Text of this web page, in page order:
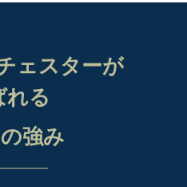
ェスターが
れる
強み